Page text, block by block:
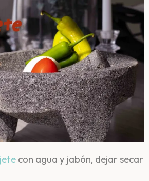
con agua y jabón, dejar secar